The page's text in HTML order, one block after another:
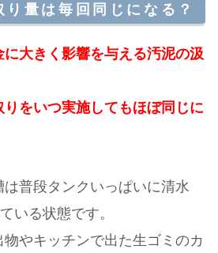
量は毎回同じになる？
大きく影響を与える汚泥の汲
をいつ実施してもほぼ同じに
は普段タンクいっぱいに清水
いる状態です。
やキッチンで出た生ゴミのカ